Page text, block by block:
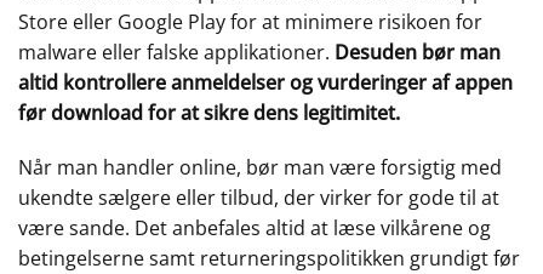
Store eller Google Play for at minimere risikoen for
malware eller falske applikationer. Desuden bør man
altid kontrollere anmeldelser og vurderinger af appen
før download for at sikre dens legitimitet.
Når man handler online, bør man være forsigtig med
ukendte sælgere eller tilbud, der virker for gode til at
være sande. Det anbefales altid at læse vilkårene og
betingelserne samt returneringspolitikken grundigt før